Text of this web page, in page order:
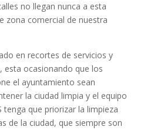
no llegan nunca a esta
zona comercial de nuestra
en recortes de servicios y
esta ocasionando que los
el ayuntamiento sean
la ciudad limpia y el equipo
tenga que priorizar la limpieza
de la ciudad, que siempre son